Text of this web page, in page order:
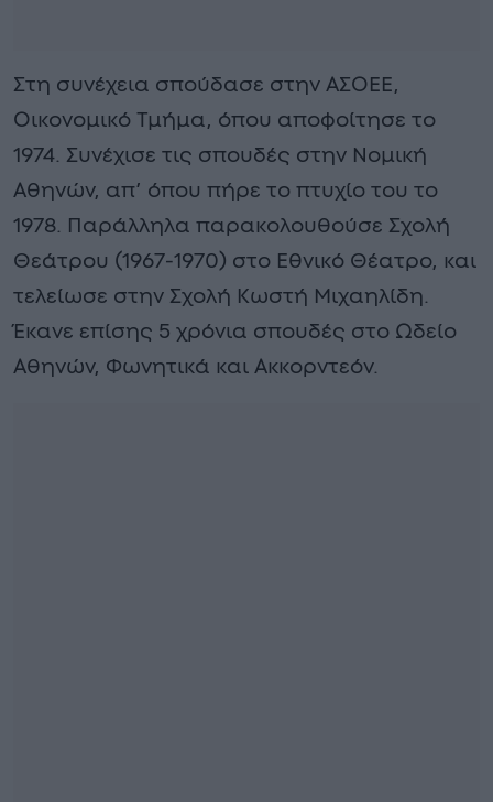
Στη συνέχεια σπούδασε στην ΑΣΟΕΕ,
Οικονομικό Τμήμα, όπου αποφοίτησε το
1974. Συνέχισε τις σπουδές στην Νομική
Αθηνών, απ’ όπου πήρε το πτυχίο του το
1978. Παράλληλα παρακολουθούσε Σχολή
Θεάτρου (1967-1970) στο Εθνικό Θέατρο, και
τελείωσε στην Σχολή Κωστή Μιχαηλίδη.
Έκανε επίσης 5 χρόνια σπουδές στο Ωδείο
Αθηνών, Φωνητικά και Ακκορντεόν.